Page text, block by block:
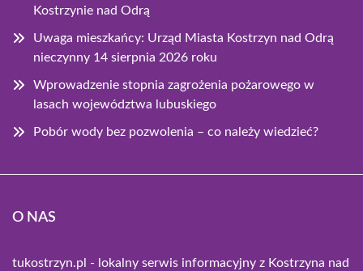
Kostrzynie nad Odrą
Uwaga mieszkańcy: Urząd Miasta Kostrzyn nad Odrą
nieczynny 14 sierpnia 2026 roku
Wprowadzenie stopnia zagrożenia pożarowego w
lasach województwa lubuskiego
Pobór wody bez pozwolenia – co należy wiedzieć?
O NAS
tukostrzyn.pl - lokalny serwis informacyjny z Kostrzyna nad